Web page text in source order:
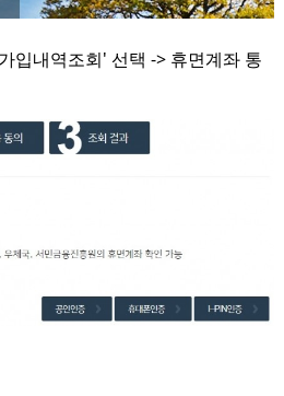
입내역조회' 선택 -> 휴면계좌 통